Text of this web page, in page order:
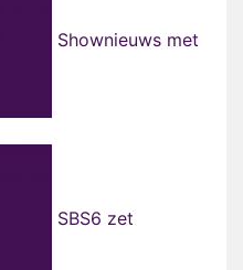
Shownieuws met
SBS6 zet